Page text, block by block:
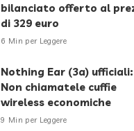
bilanciato offerto al
di 329 euro
6 Min per Leggere
Nothing Ear (3a) ufficiali:
Non chiamatele cuffie
wireless economiche
9 Min per Leggere